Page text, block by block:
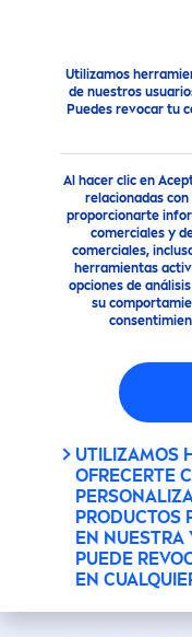
Utilizamos
de nuestros
Puedes revocar tu
Al hacer clic en
relacionadas
proporcionarte
comerciales y
comerciales,
herramientas
opciones de
su
UTILIZAMOS
OFRECERTE
PRODUCTOS
EN NUESTRA
PUEDE
EN
Productos